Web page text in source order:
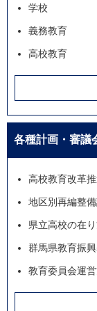
学校
義務教育
高校教育
各種計画・審議
高校教育改革
地区別再編整
県立高校の在
群馬県教育振
教育委員会運